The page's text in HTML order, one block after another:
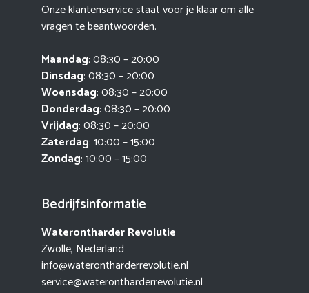
Onze klantenservice staat voor je klaar om alle
vragen te beantwoorden.
Maandag: 08:30 – 20:00
Dinsdag: 08:30 – 20:00
Woensdag: 08:30 – 20:00
Donderdag: 08:30 – 20:00
Vrijdag: 08:30 – 20:00
Zaterdag: 10:00 – 15:00
Zondag: 10:00 – 15:00
Bedrijfsinformatie
Waterontharder Revolutie
Zwolle, Nederland
info@waterontharderrevolutie.nl
service@waterontharderrevolutie.nl